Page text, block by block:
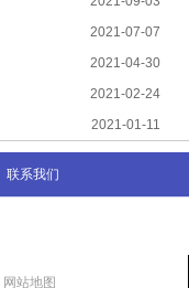
2021-07-07
2021-04-30
2021-02-24
2021-01-11
联系我们
网站地图